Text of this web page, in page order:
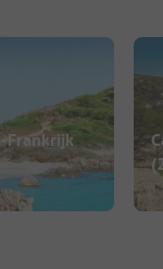
Frankrijk